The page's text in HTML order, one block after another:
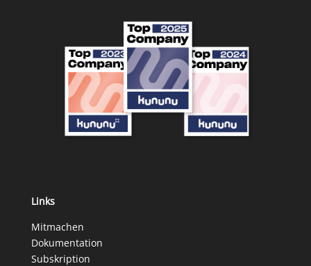
Links
Mitmachen
Dokumentation
Subskription